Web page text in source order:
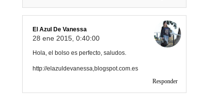
El Azul De Vanessa
28 ene 2015, 0:40:00
Hola, el bolso es perfecto, saludos.
http://elazuldevanessa,blogspot.com.es
Responder